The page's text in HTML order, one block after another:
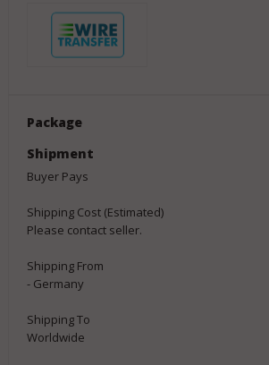
Package
Shipment
Buyer Pays
Shipping Cost (Estimated)
Please contact seller.
Shipping From
- Germany
Shipping To
Worldwide